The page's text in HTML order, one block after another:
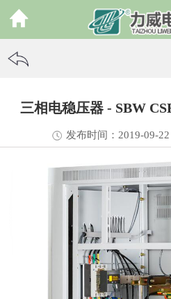
三相电稳压器 - SBW
发布时间：2019-09-22